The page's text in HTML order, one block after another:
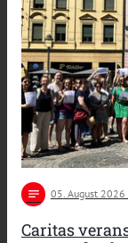
notes 05. August
Caritas